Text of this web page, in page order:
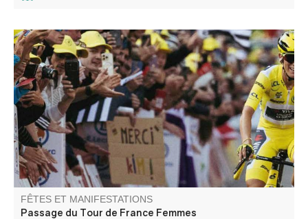
Entrevaux entre dans la course, lors de la 8ème et plus
longue étape du Tour de France Femmes 2026, entre
Sisteron et Nice !
FÊTES ET MANIFESTATIONS
Passage du Tour de France Femmes